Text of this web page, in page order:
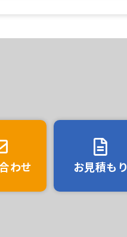
わせ お見積もり